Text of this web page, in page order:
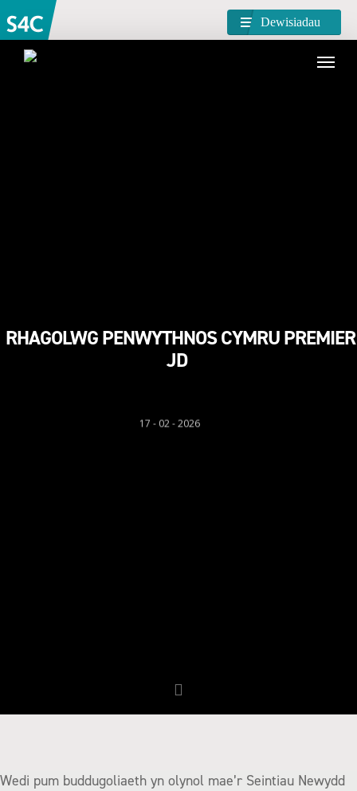
Dewisiadau
RHAGOLWG PENWYTHNOS CYMRU PREMIER
JD
17 - 02 - 2026
Wedi pum buddugoliaeth yn olynol mae’r Seintiau Newydd